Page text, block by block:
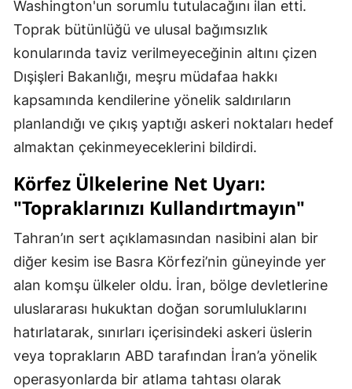
Washington'un sorumlu tutulacağını ilan etti.
Toprak bütünlüğü ve ulusal bağımsızlık
konularında taviz verilmeyeceğinin altını çizen
Dışişleri Bakanlığı, meşru müdafaa hakkı
kapsamında kendilerine yönelik saldırıların
planlandığı ve çıkış yaptığı askeri noktaları hedef
almaktan çekinmeyeceklerini bildirdi.
Körfez Ülkelerine Net Uyarı:
"Topraklarınızı Kullandırtmayın"
Tahran’ın sert açıklamasından nasibini alan bir
diğer kesim ise Basra Körfezi’nin güneyinde yer
alan komşu ülkeler oldu. İran, bölge devletlerine
uluslararası hukuktan doğan sorumluluklarını
hatırlatarak, sınırları içerisindeki askeri üslerin
veya toprakların ABD tarafından İran’a yönelik
operasyonlarda bir atlama tahtası olarak